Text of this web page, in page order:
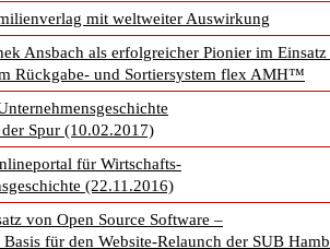
mit weltweiter Auswirkung
Ansbach als erfolgreicher Pionier im
Rückgabe- und Sortiersystem flex AMH™
Spur (10.02.2017)
für Wirtschafts-
(22.11.2016)
von Open Source Software –
für den Website-Relaunch der SUB
bietet
Mapping
Formularfelder